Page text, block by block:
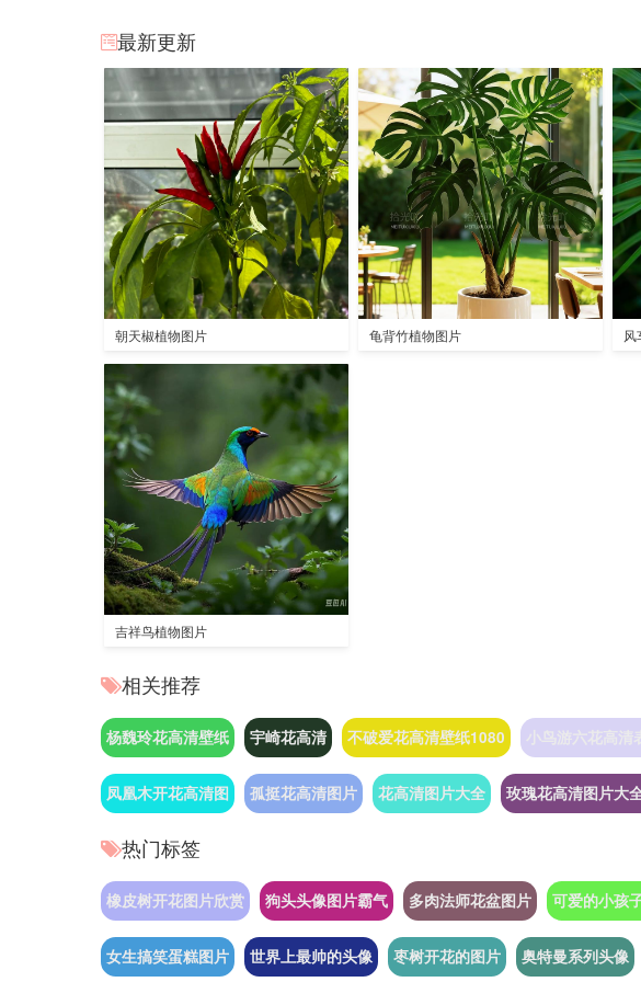
最新更新
朝天椒植物图片 龟背竹植物图片
吉祥鸟植物图片
相关推荐
杨魏玲花高清壁纸 宇崎花高清 不破爱花高清壁纸1080
凤凰木开花高清图 孤挺花高清图片 花高清图片大全 玫瑰花高清图片大
热门标签
橡皮树开花图片欣赏 狗头头像图片霸气 多肉法师花盆图片 可爱的小孩
女生搞笑蛋糕图片 世界上最帅的头像 枣树开花的图片 奥特曼系列头像